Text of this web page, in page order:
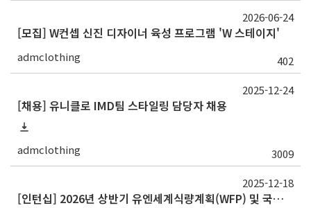
[모집] W컨셉 신진 디자이너 육성 프로그램 'W 스테이지'
admclothing 402
2026-06-24
[채용] 유니클로 IMD팀 스타일링 담당자 채용
admclothing 3009
2025-12-24
[인턴십] 2026년 상반기 유엔세계식량계획(WFP) 및 국제농업개발기금(IFAD) 인턴십 프로그램 참가자 모집
2025-12-18